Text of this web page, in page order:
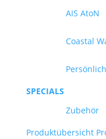
AIS AtoN
Coastal
SPECIALS
Zubehör
Produktübersicht